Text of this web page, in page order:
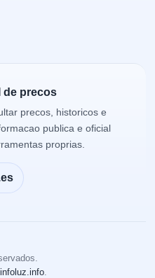
de precos
precos, historicos e
publica e oficial
proprias.
infoluz.info.